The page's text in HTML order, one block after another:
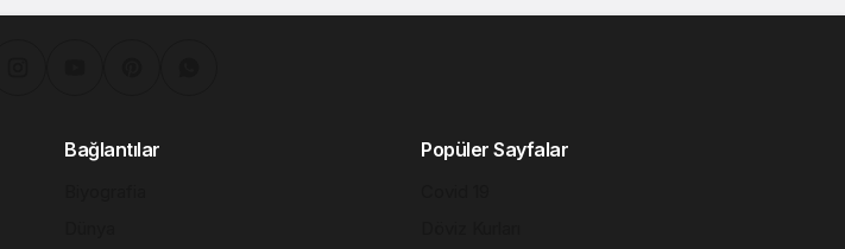
Bağlantılar Popüler Sayfalar